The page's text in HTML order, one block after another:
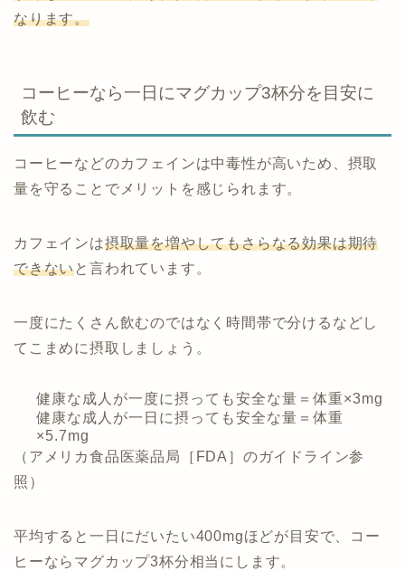
なります。
コーヒーなら一日にマグカップ3杯分を目安に
飲む
コーヒーなどのカフェインは中毒性が高いため、摂取
量を守ることでメリットを感じられます。
カフェインは摂取量を増やしてもさらなる効果は期待
できないと言われています。
一度にたくさん飲むのではなく時間帯で分けるなどし
てこまめに摂取しましょう。
健康な成人が一度に摂っても安全な量＝体重×3mg
健康な成人が一日に摂っても安全な量＝体重
×5.7mg
（アメリカ食品医薬品局［FDA］のガイドライン参
照）
平均すると一日にだいたい400mgほどが目安で、コー
ヒーならマグカップ3杯分相当にします。